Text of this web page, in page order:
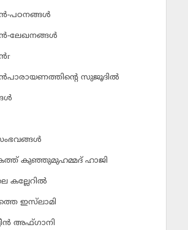
പഠനങ്ങള്‍
ലേഖനങ്ങള്‍
സുജൂദില്‍
കുഞ്ഞുമുഹമ്മദ് ഹാജി
കല്ലേറില്‍
ഇസ്‌ലാമി
അഫ്ഗാനി